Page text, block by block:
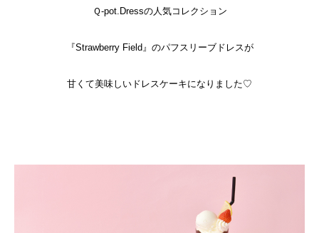
Ｑ-pot.Dressの人気コレクション
『Strawberry Field』のパフスリーブドレスが
甘くて美味しいドレスケーキになりました♡